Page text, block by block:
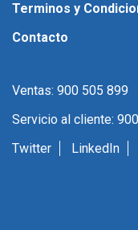
Terminos y
Contacto
Ventas: 900 505 899
Servicio al cliente:
Twitter
LinkedIn